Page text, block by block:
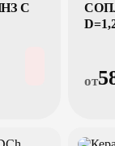
С
от